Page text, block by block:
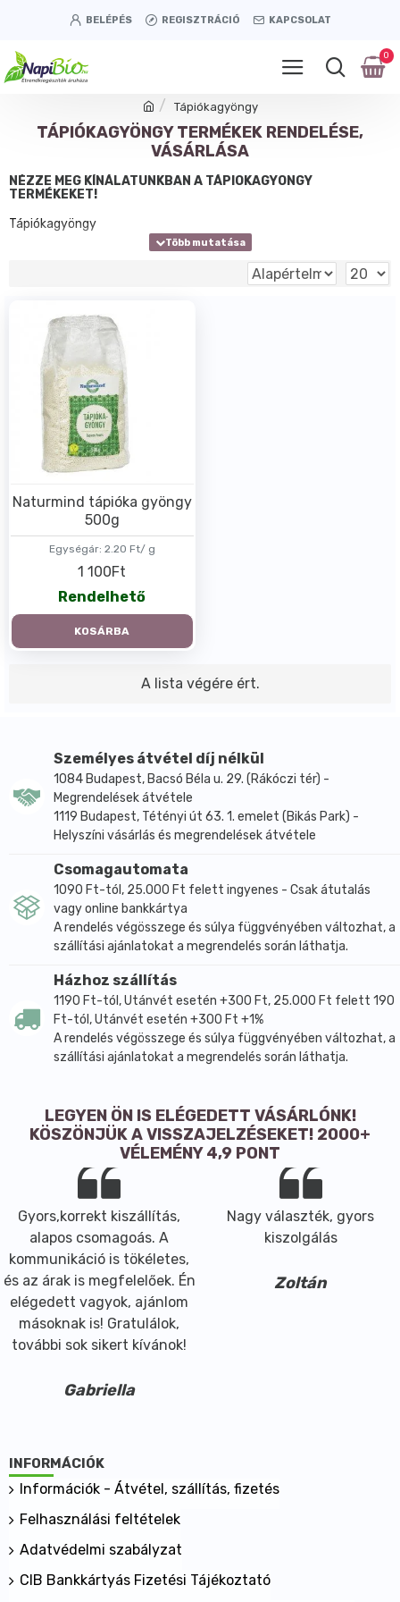
BELÉPÉS REGISZTRÁCIÓ KAPCSOLAT
0
Tápiókagyöngy
TÁPIÓKAGYÖNGY TERMÉKEK RENDELÉSE,
VÁSÁRLÁSA
NÉZZE MEG KÍNÁLATUNKBAN A TÁPIÓKAGYÖNGY
TERMÉKEKET!
Tápiókagyöngy
Egységár: 2.20 Ft/ g
Naturmind tápióka gyöngy
500g
1 100Ft
Rendelhető
KOSÁRBA
A lista végére ért.
Személyes átvétel díj nélkül
1084 Budapest, Bacsó Béla u. 29. (Rákóczi tér) -
Megrendelések átvétele
1119 Budapest, Tétényi út 63. 1. emelet (Bikás Park) -
Helyszíni vásárlás és megrendelések átvétele
Csomagautomata
1090 Ft-tól, 25.000 Ft felett ingyenes - Csak átutalás
vagy online bankkártya
A rendelés végösszege és súlya függvényében változhat, a
szállítási ajánlatokat a megrendelés során láthatja.
Házhoz szállítás
1190 Ft-tól, Utánvét esetén +300 Ft, 25.000 Ft felett 190
Ft-tól, Utánvét esetén +300 Ft +1%
A rendelés végösszege és súlya függvényében változhat, a
szállítási ajánlatokat a megrendelés során láthatja.
LEGYEN ÖN IS ELÉGEDETT VÁSÁRLÓNK!
KÖSZÖNJÜK A VISSZAJELZÉSEKET! 2000+
VÉLEMÉNY 4,9 PONT
Gyors,korrekt kiszállítás,
alapos csomagoás. A
kommunikáció is tökéletes,
és az árak is megfelelőek. Én
elégedett vagyok, ajánlom
másoknak is! Gratulálok,
további sok sikert kívánok!
Gabriella
Nagy választék, gyors
kiszolgálás
Zoltán
INFORMÁCIÓK
Információk - Átvétel, szállítás, fizetés
Felhasználási feltételek
Adatvédelmi szabályzat
CIB Bankkártyás Fizetési Tájékoztató